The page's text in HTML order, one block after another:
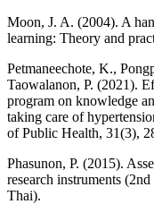
Moon, J. A. (2004). A
learning: Theory and
Petmaneechote, K.,
Taowalanon, P. (2021).
program on knowledge
taking care of
of Public Health, 31(3),
Phasunon, P. (2015).
research instruments
Thai).